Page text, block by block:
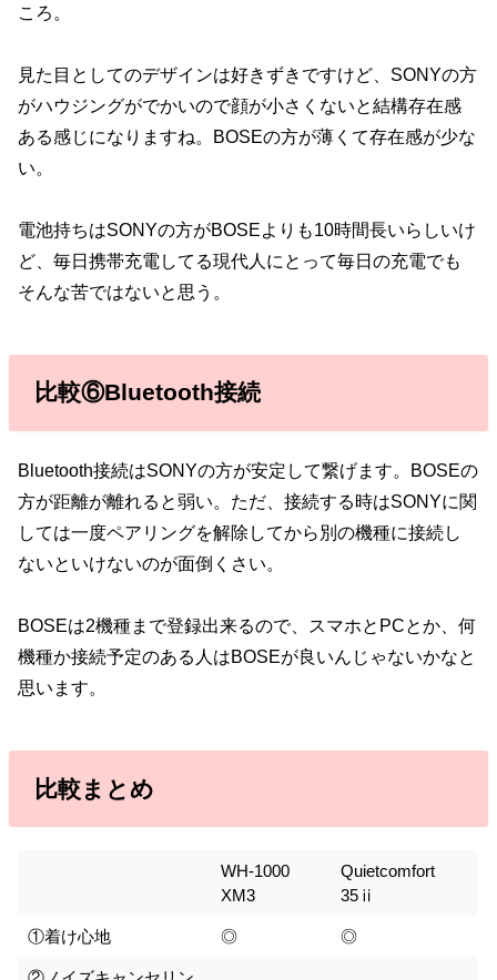
ころ。
見た目としてのデザインは好きずきですけど、SONYの方
がハウジングがでかいので顔が小さくないと結構存在感
ある感じになりますね。BOSEの方が薄くて存在感が少な
い。
電池持ちはSONYの方がBOSEよりも10時間長いらしいけ
ど、毎日携帯充電してる現代人にとって毎日の充電でも
そんな苦ではないと思う。
比較⑥Bluetooth接続
Bluetooth接続はSONYの方が安定して繋げます。BOSEの
方が距離が離れると弱い。ただ、接続する時はSONYに関
しては一度ペアリングを解除してから別の機種に接続し
ないといけないのが面倒くさい。
BOSEは2機種まで登録出来るので、スマホとPCとか、何
機種か接続予定のある人はBOSEが良いんじゃないかなと
思います。
比較まとめ
WH-1000
XM3
Quietcomfort
35ⅱ
①着け心地 ◎ ◎